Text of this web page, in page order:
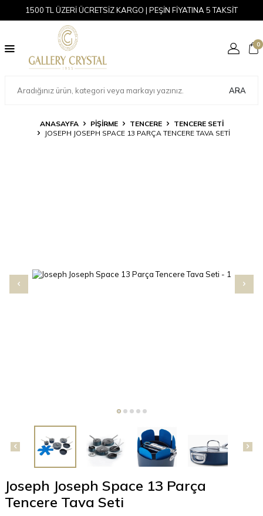
1500 TL ÜZERİ ÜCRETSİZ KARGO | PEŞİN FİYATINA 5 TAKSİT
ARA
0
ANASAYFA PİŞİRME TENCERE
TENCERE SETI
JOSEPH JOSEPH SPACE 13 PARÇA TENCERE TAVA SETI
Joseph Joseph Space 13 Parça
Tencere Tava Seti